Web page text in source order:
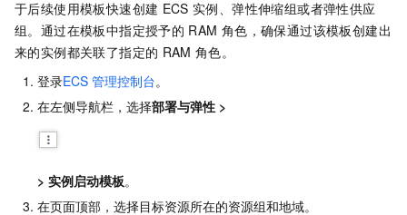
于后续使用模板快速创建 ECS 实例、弹性伸缩组或者弹性供应
组。通过在模板中指定授予的 RAM 角色，确保通过该模板创建出
来的实例都关联了指定的 RAM 角色。
登录ECS 管理控制台。
在左侧导航栏，选择部署与弹性 >
> 实例启动模板。
在页面顶部，选择目标资源所在的资源组和地域。